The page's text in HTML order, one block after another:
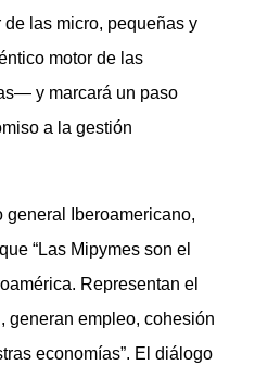
las micro, pequeñas y
motor de las
y marcará un paso
a la gestión
general Iberoamericano,
“Las Mipymes son el
Representan el
generan empleo, cohesión
economías”. El diálogo